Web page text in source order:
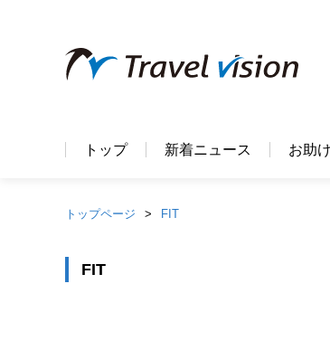
トップ 新着ニュース お助
トップページ FIT
FIT